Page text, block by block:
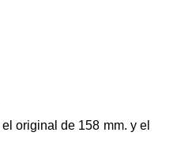
original de 158 mm. y el